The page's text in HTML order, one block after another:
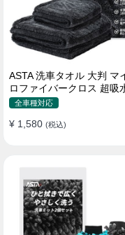
ASTA 洗車タオル 大判 マ
ロファイバークロス 超吸
イストパイル 洗車クロス
全車種対応
¥ 1,580 (税込)